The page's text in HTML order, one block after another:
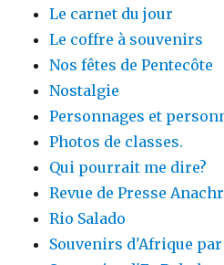
Le carnet du jour
Le coffre à souvenirs
Nos fêtes de Pentecôte
Nostalgie
Personnages et
Photos de classes.
Qui pourrait me dire?
Revue de Presse
Rio Salado
Souvenirs d'Afrique par